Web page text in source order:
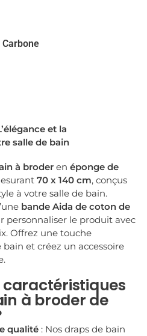
Carbone
et la
salle de bain
à broder en éponge de
70 x 140 cm, conçus
à votre salle de bain.
bande Aida de coton de
personnaliser le produit avec
Offrez une touche
et créez un accessoire
caractéristiques
à broder de
qualité : Nos draps de bain